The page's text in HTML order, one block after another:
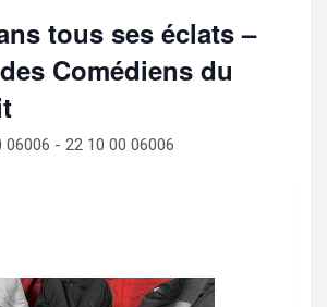
tous ses éclats –
Comédiens du
06006 - 22 10 00 06006